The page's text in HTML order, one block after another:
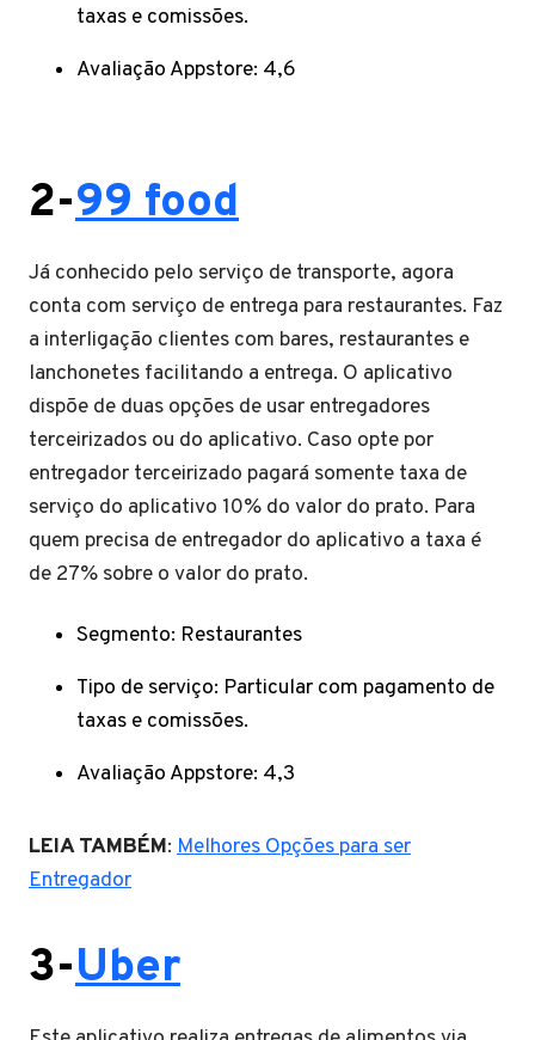
taxas e comissões.
Avaliação Appstore: 4,6
2-99 food
Já conhecido pelo serviço de transporte, agora
conta com serviço de entrega para restaurantes. Faz
a interligação clientes com bares, restaurantes e
lanchonetes facilitando a entrega. O aplicativo
dispõe de duas opções de usar entregadores
terceirizados ou do aplicativo. Caso opte por
entregador terceirizado pagará somente taxa de
serviço do aplicativo 10% do valor do prato. Para
quem precisa de entregador do aplicativo a taxa é
de 27% sobre o valor do prato.
Segmento: Restaurantes
Tipo de serviço: Particular com pagamento de
taxas e comissões.
Avaliação Appstore: 4,3
LEIA TAMBÉM: Melhores Opções para ser
Entregador
3-Uber